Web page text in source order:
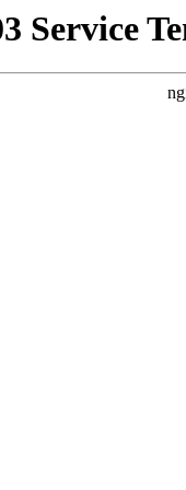
Service